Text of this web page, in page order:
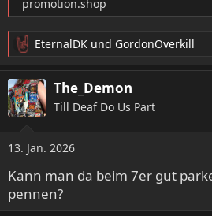
promotion.shop
R
e
a
k
t
n
e
n
:
EternalDK und GordonOverkill
The_Demon
Till Deaf Do Us Part
13. Jan. 2026
Kann man da beim 7er gut
pennen?